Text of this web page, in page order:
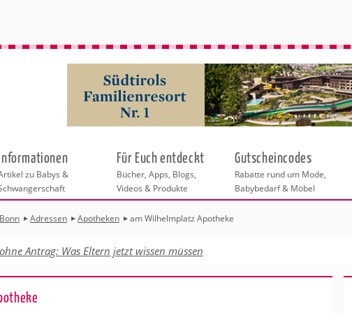
Hebammen
Geburtshäuser
Frauenärzte
Checklisten
Beratungsstellen
Kinderwunschzentren Dortmund
Schwangerschaftskurse
Erste Hilfe & Beratung
Rückbildung
Shopping
Wellness & Gesundheit
Fotografie & Dienstleistungen
zu Babys &
Für Euch entdeckt
Bücher, Apps, Blogs,
Videos & Produkte
Gutscheincodes
Rabatte rund um Mode,
Babybedarf & Möbel
Bonn Adressen Apotheken am Wilhelmplatz Apotheke
Antrag: Was Eltern jetzt wissen müssen